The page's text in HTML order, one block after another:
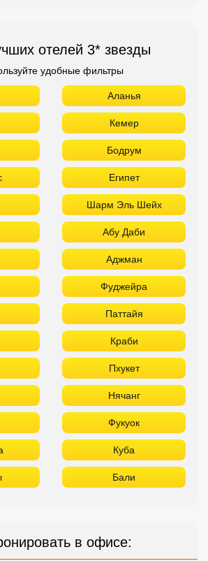
отелей 3* звезды
удобные фильтры
Аланья
Кемер
Бодрум
Египет
Шарм Эль Шейх
Абу Даби
Аджман
Фуджейра
Паттайя
Краби
Пхукет
Нячанг
Фукуок
Куба
Бали
в офисе: